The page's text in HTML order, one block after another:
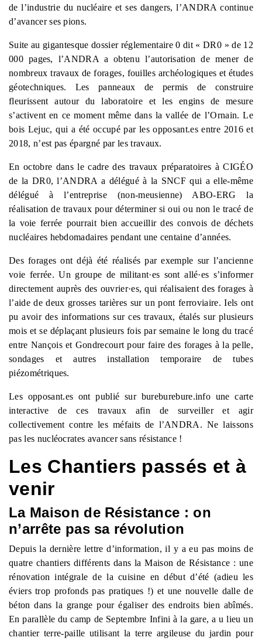
de l’industrie du nucléaire et ses dangers, l’ANDRA continue
d’avancer ses pions.
Suite au gigantesque dossier réglementaire 0 dit « DR0 » de 12
000 pages, l’ANDRA a obtenu l’autorisation de mener de
nombreux travaux de forages, fouilles archéologiques et études
géotechniques. Les panneaux de permis de construire
fleurissent autour du laboratoire et les engins de mesure
s’activent en ce moment même dans la vallée de l’Ornain. Le
bois Lejuc, qui a été occupé par les opposant.es entre 2016 et
2018, n’est pas épargné par les travaux.
En octobre dans le cadre des travaux préparatoires à CIGÉO
de la DR0, l’ANDRA a délégué à la SNCF qui a elle-même
délégué à l’entreprise (non-meusienne) ABO-ERG la
réalisation de travaux pour déterminer si oui ou non le tracé de
la voie ferrée pourrait bien accueillir des convois de déchets
nucléaires hebdomadaires pendant une centaine d’années.
Des forages ont déjà été réalisés par exemple sur l’ancienne
voie ferrée. Un groupe de militant·es sont allé·es s’informer
directement auprès des ouvrier·es, qui réalisaient des forages à
l’aide de deux grosses tarières sur un pont ferroviaire.Iels ont
pu avoir des informations surces travaux, étalés sur plusieurs
mois et se déplaçant plusieurs fois par semaine le long du tracé
entre Nançois et Gondrecourt pour faire des forages à la pelle,
sondages et autres installation temporaire de tubes
piézométriques.
Les opposant.es ont publié sur bureburebure.info une carte
interactive de ces travaux afin de surveiller et agir
collectivement contre les méfaits de l’ANDRA. Ne laissons
pas les nucléocrates avancer sans résistance !
Les Chantiers passés et à
venir
La Maison de Résistance : on
n’arrête pas sa révolution
Depuis la dernière lettre d’information, il y a eu pas moins de
quatre chantiers différents dans la Maison de Résistance : une
rénovation intégrale de la cuisine en début d’été (adieu les
éviers trop profonds pas pratiques !) et une nouvelle dalle de
béton dans la grange pour égaliser des endroits bien abîmés.
En parallèle du camp de Septembre Infini à la gare, a u lieu un
chantier terre-paille utilisant la terre argileuse du jardin pour